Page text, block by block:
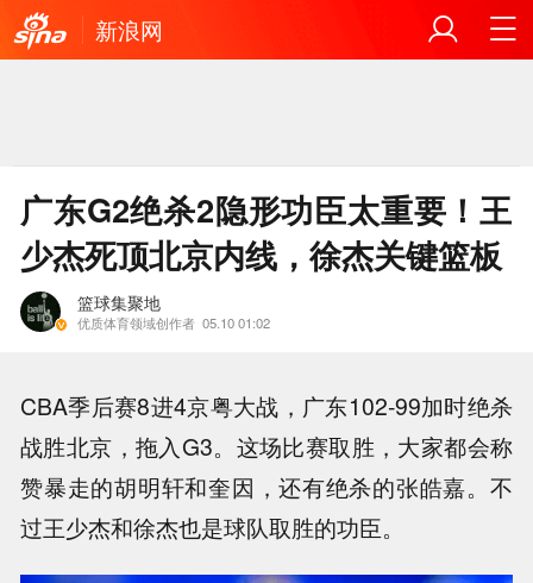
新浪网
广东G2绝杀2隐形功臣太重要！王
少杰死顶北京内线，徐杰关键篮板
篮球集聚地
优质体育领域创作者 05.10 01:02
CBA季后赛8进4京粤大战，广东102-99加时绝杀
战胜北京，拖入G3。这场比赛取胜，大家都会称
赞暴走的胡明轩和奎因，还有绝杀的张皓嘉。不
过王少杰和徐杰也是球队取胜的功臣。